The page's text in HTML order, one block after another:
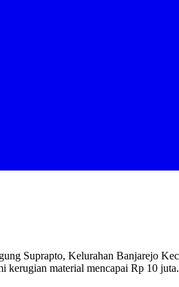
Suprapto, Kelurahan Banjarejo
kerugian material mencapai Rp 10